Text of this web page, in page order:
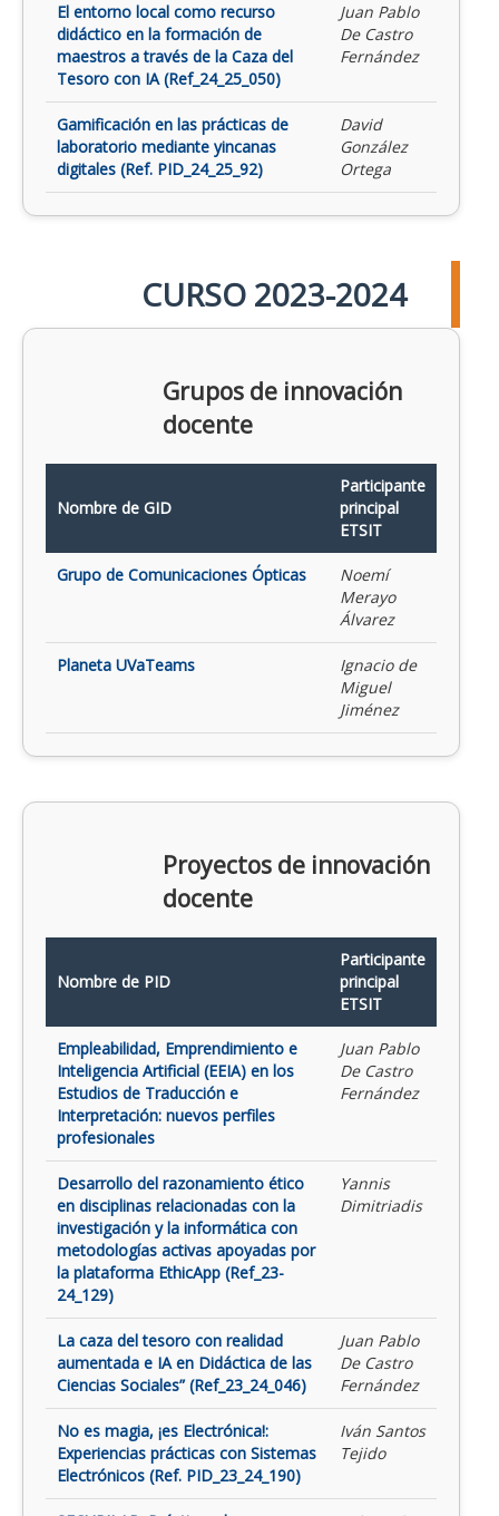
El entorno local como recurso
didáctico en la formación de
maestros a través de la Caza del
Tesoro con IA (Ref_24_25_050)
Juan Pablo
De Castro
Fernández
Gamificación en las prácticas de
laboratorio mediante yincanas
digitales (Ref. PID_24_25_92)
David
González
Ortega
CURSO 2023-2024
Grupos de innovación
docente
Nombre de GID
Participante
principal
ETSIT
Grupo de Comunicaciones Ópticas
Noemí
Merayo
Álvarez
Planeta UVaTeams
Ignacio de
Miguel
Jiménez
Proyectos de innovación
docente
Nombre de PID
Participante
principal
ETSIT
Empleabilidad, Emprendimiento e
Inteligencia Artificial (EEIA) en los
Estudios de Traducción e
Interpretación: nuevos perfiles
profesionales
Juan Pablo
De Castro
Fernández
Desarrollo del razonamiento ético
en disciplinas relacionadas con la
investigación y la informática con
metodologías activas apoyadas por
la plataforma EthicApp (Ref_23-
24_129)
Yannis
Dimitriadis
La caza del tesoro con realidad
aumentada e IA en Didáctica de las
Ciencias Sociales” (Ref_23_24_046)
Juan Pablo
De Castro
Fernández
No es magia, ¡es Electrónica!:
Experiencias prácticas con Sistemas
Electrónicos (Ref. PID_23_24_190)
Iván Santos
Tejido